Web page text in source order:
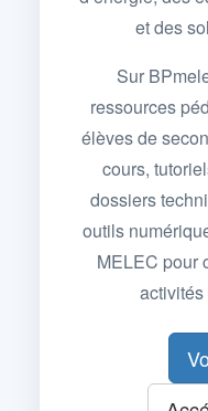
et des
Sur
ressources
élèves de
cours,
dossiers
outils
MELEC pour